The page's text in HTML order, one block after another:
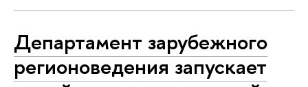
Департамент зарубежного
регионоведения запускает